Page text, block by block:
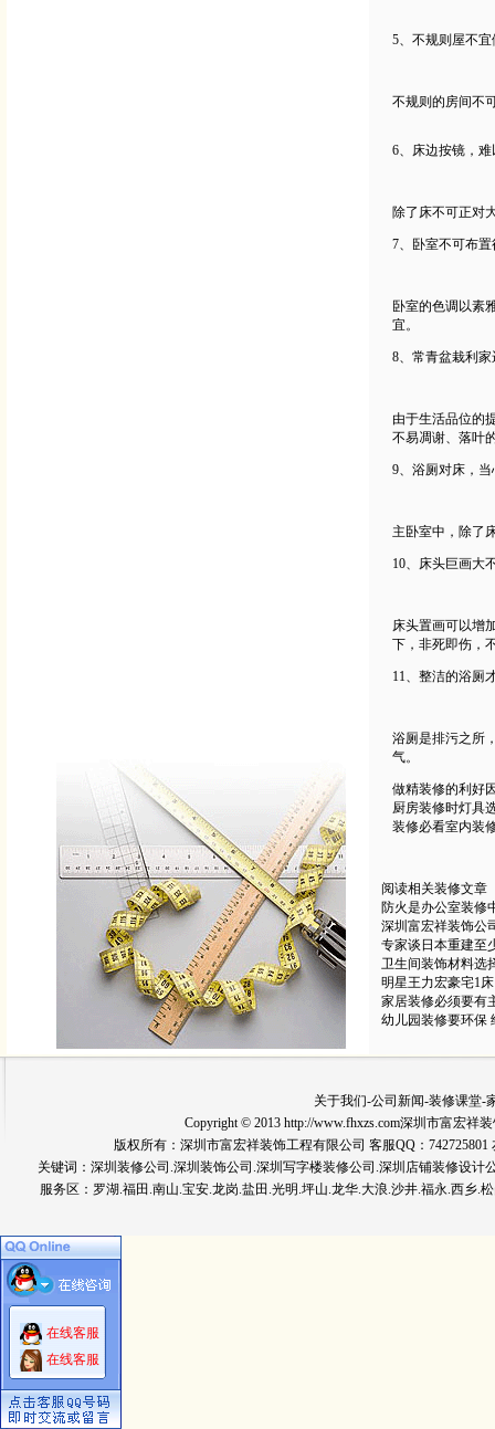
5、不规则屋不宜
不规则的房间不
6、床边按镜，难
除了床不可正对
7、卧室不可布
卧室的色调以素
宜。
8、常青盆栽利家
由于生活品位的
不易凋谢、落叶
9、浴厕对床，当
主卧室中，除了
10、床头巨画大
床头置画可以增
下，非死即伤，
11、整洁的浴厕
浴厕是排污之所
气。
做精装修的利好
厨房装修时灯具
装修必看室内装
阅读相关装修文章
防火是办公室装修
深圳富宏祥装饰公
专家谈日本重建至
卫生间装饰材料选
明星王力宏豪宅1
家居装修必须要有
幼儿园装修要环保
关于我们-公司新闻-装修课堂-
Copyright © 2013 http://www.fhxzs.com深圳市富宏祥
版权所有：深圳市富宏祥装饰工程有限公司 客服QQ：742725801
关键词： 深圳装修公司 .深圳装饰公司.深圳写字楼装修公司.深圳店铺装修设
服务区：罗湖.福田.南山.宝安.龙岗.盐田.光明.坪山.龙华.大浪.沙井.福永.西乡.
在线客服
在线客服